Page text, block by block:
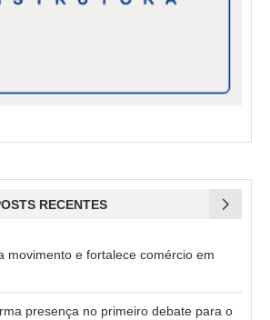
RECENTES
movimento e fortalece comércio em
presença no primeiro debate para o